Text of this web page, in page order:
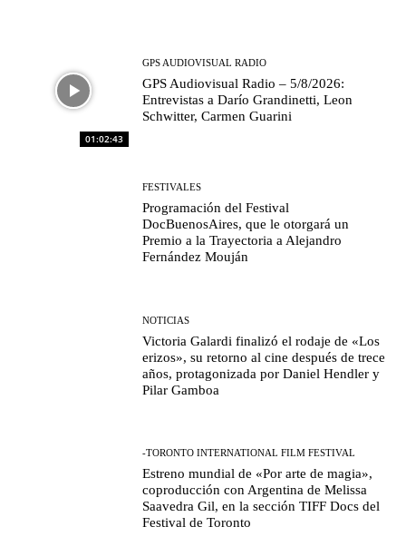
01:02:43
GPS AUDIOVISUAL RADIO
GPS Audiovisual Radio – 5/8/2026:
Entrevistas a Darío Grandinetti, Leon
Schwitter, Carmen Guarini
FESTIVALES
Programación del Festival
DocBuenosAires, que le otorgará un
Premio a la Trayectoria a Alejandro
Fernández Mouján
NOTICIAS
Victoria Galardi finalizó el rodaje de «Los
erizos», su retorno al cine después de trece
años, protagonizada por Daniel Hendler y
Pilar Gamboa
-TORONTO INTERNATIONAL FILM FESTIVAL
Estreno mundial de «Por arte de magia»,
coproducción con Argentina de Melissa
Saavedra Gil, en la sección TIFF Docs del
Festival de Toronto